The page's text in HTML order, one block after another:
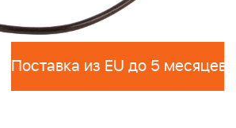
Поставка из EU до 5 месяцев